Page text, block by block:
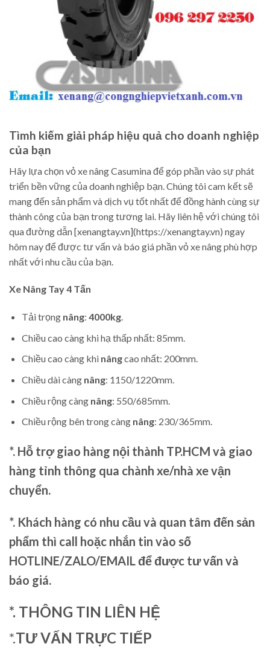
Tìmh kiếm giải pháp hiệu quả cho doanh nghiệp
của bạn
Hãy lựa chọn vỏ xe nâng Casumina để góp phần vào sự phát
triển bền vững của doanh nghiệp bạn. Chúng tôi cam kết sẽ
mang đến sản phẩm và dịch vụ tốt nhất để đồng hành cùng sự
thành công của bạn trong tương lai. Hãy liên hệ với chúng tôi
qua đường dẫn [xenangtay.vn](https://xenangtay.vn) ngay
hôm nay để được tư vấn và báo giá phần vỏ xe nâng phù hợp
nhất với nhu cầu của bạn.
Xe Nâng Tay4 Tấn
Tải trọng nâng: 4000kg.
Chiều cao càng khi hạ thấp nhất: 85mm.
Chiều cao càng khi nângcao nhất: 200mm.
Chiều dài càng nâng: 1150/1220mm.
Chiều rộng càng nâng: 550/685mm.
Chiều rộng bên trong càng nâng: 230/365mm.
*. Hỗ trợ giao hàng nội thành TP.HCM và giao
hàng tỉnh thông qua chành xe/nhà xe vận
chuyển.
*. Khách hàng có nhu cầu và quan tâm đến sản
phẩm thì call hoặc nhắn tin vào số
HOTLINE/ZALO/EMAIL để được tư vấn và
báo giá.
*. THÔNG TIN LIÊN HỆ
*.TƯ VẤN TRỰC TIẾP